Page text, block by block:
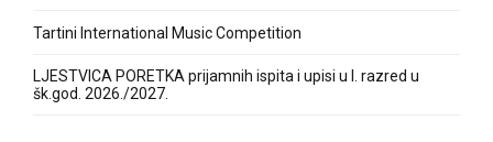
Tartini International Music Competition
LJESTVICA PORETKA prijamnih ispita i upisi u I. razred u
šk.god. 2026./2027.